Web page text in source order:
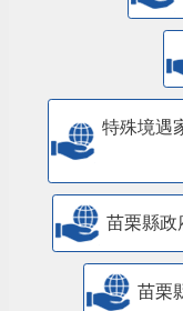
特殊境遇
苗栗縣政
苗栗